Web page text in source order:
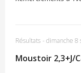
Résultats - dimanche 8
Moustoir 2,3+J/